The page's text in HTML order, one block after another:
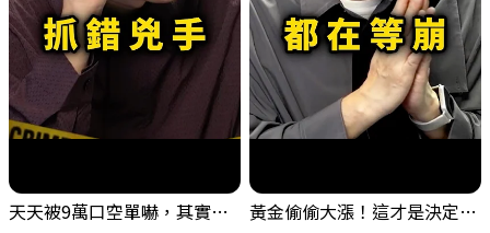
天天被9萬口空單嚇，其實你盯錯地方了｜Mr.Jimmy高志銘 #台股 #外資期貨 #融資 黃金偷偷大漲！這才是決定台股生死的「真風向球」！｜Mr.Jimmy高志銘 #黃金 #美元指數 #聯準會